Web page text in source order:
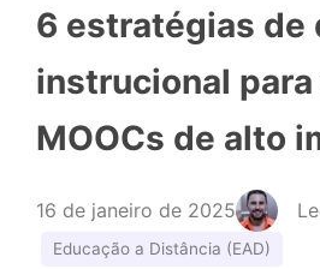
6 estratégias de
instrucional
MOOCs de alto
16 de janeiro de 2025
Educação a Distância (EAD)